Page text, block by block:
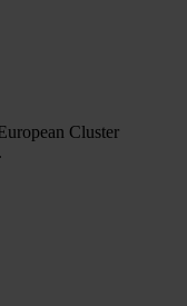
Cluster